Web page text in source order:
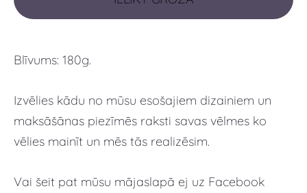
Blīvums: 180g.
Izvēlies kādu no mūsu esošajiem dizainiem un
maksāšānas piezīmēs raksti savas vēlmes ko
vēlies mainīt un mēs tās realizēsim.
Vai šeit pat mūsu mājaslapā ej uz Facebook